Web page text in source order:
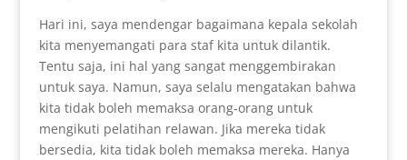
Hari ini, saya mendengar bagaimana kepala sekolah
kita menyemangati para staf kita untuk dilantik.
Tentu saja, ini hal yang sangat menggembirakan
untuk saya. Namun, saya selalu mengatakan bahwa
kita tidak boleh memaksa orang-orang untuk
mengikuti pelatihan relawan. Jika mereka tidak
bersedia, kita tidak boleh memaksa mereka. Hanya